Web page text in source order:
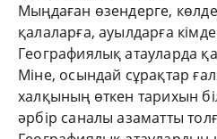
Мыңдаған өзендерге,
қалаларға, ауылдарға
Географиялық атауларда
Міне, осындай сұрақтар
халқының өткен тарихын
әрбір саналы азаматты